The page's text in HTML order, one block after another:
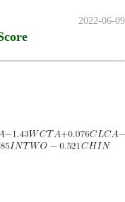
2022-06-09